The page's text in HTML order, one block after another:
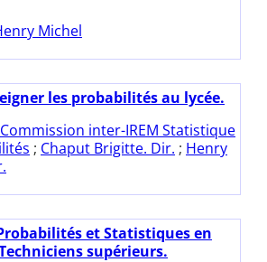
Michel
les probabilités au lycée.
Commission inter-IREM Statistique
; Chaput Brigitte. Dir. ; Henry
et Statistiques en
supérieurs.